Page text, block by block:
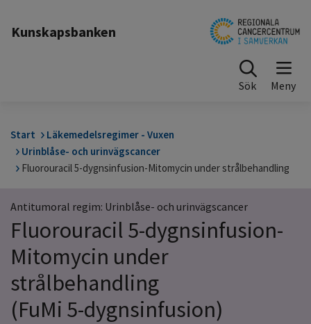
Kunskapsbanken
Sök
Start
Läkemedelsregimer - Vuxen
Urinblåse- och urinvägscancer
Fluorouracil 5-dygnsinfusion-Mitomycin under strålbehandling
Antitumoral regim: Urinblåse- och urinvägscancer
Fluorouracil 5-dygnsinfusion-
Mitomycin under
strålbehandling
(FuMi 5-dygnsinfusion)